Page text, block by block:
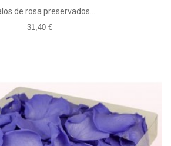
de rosa preservados...
31,40 €